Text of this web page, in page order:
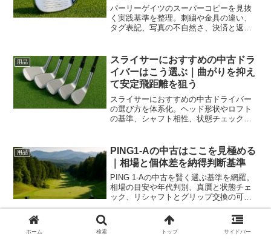
パーリーゲイツのスーパーコピーを見抜
く実践基準を整理。刺繍や金具の違い、
タグ表記、写真の不自然さ、決済と返品
用品
スライサーにおすすめの中古ドラ
イバーはこう選ぶ｜曲がりを抑え
て安定飛距離を狙う
スライサーにおすすめの中古ドライバー
の選び方を体系化。ヘッド形状やロフト
の基準、シャフト相性、状態チェックや
用品
PING1-Aの中古はここを見極める
｜相場と個体差を納得判断基準
PING 1-Aの中古を賢く選ぶ基準を網羅。
相場の目安や年代判別、真贋と状態チェ
ック、リシャフトとグリップ交換の可
否、保存や転売の考え方まで整理し、買
って後悔しない判断を支援します。
用品
ゴルフボールケースのベルト固定
ホーム 検索 トップ サイドバー